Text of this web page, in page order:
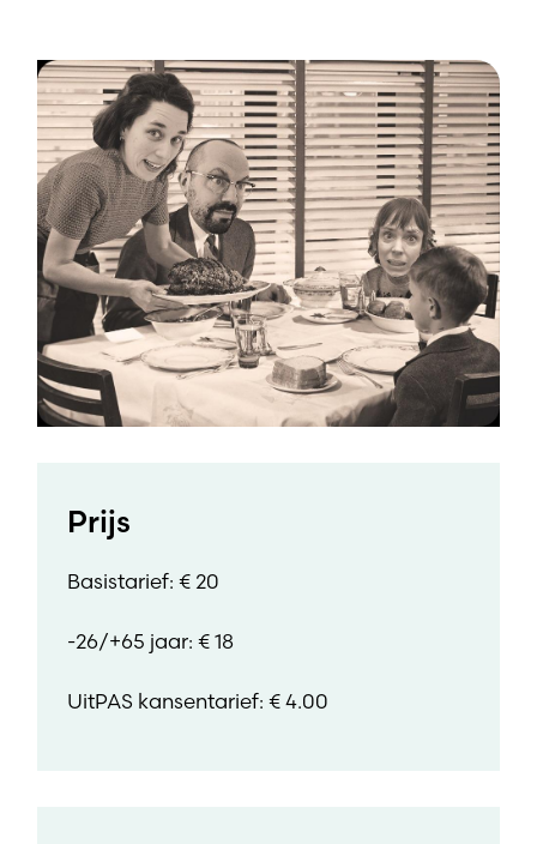
Prijs
Basistarief: € 20
-26/+65 jaar: € 18
UitPAS kansentarief: € 4.00